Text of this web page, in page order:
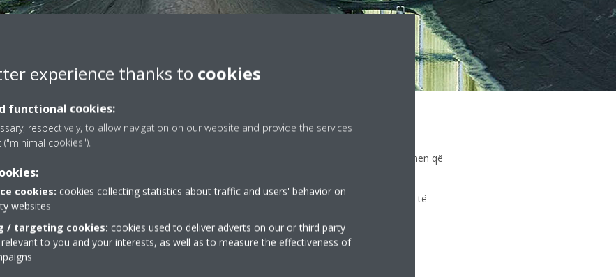
Scroll
përfundimtar, përfaqësuesit tanë të shërbimit të Daikin janë të gatshëm të ofrojnë
instalimit. Praktikat tona efikase dhe efektive ndihmojnë të gjithë instaluesit që të sigurohen që
me performancë maksimale.
e produkteve tona, ne rekomandojmë të flisni me përfaqësuesit tanë të Shërbimit të
të plotë gjatë instalimit të zgjidhjeve tona.
experience thanks to cookies
functional cookies:
respectively, to allow navigation on our website and provide the services
cookies").
cookies: cookies collecting statistics about traffic and users' behavior on
websites
/ targeting cookies: cookies used to deliver adverts on our or third party
to you and your interests, as well as to measure the effectiveness of